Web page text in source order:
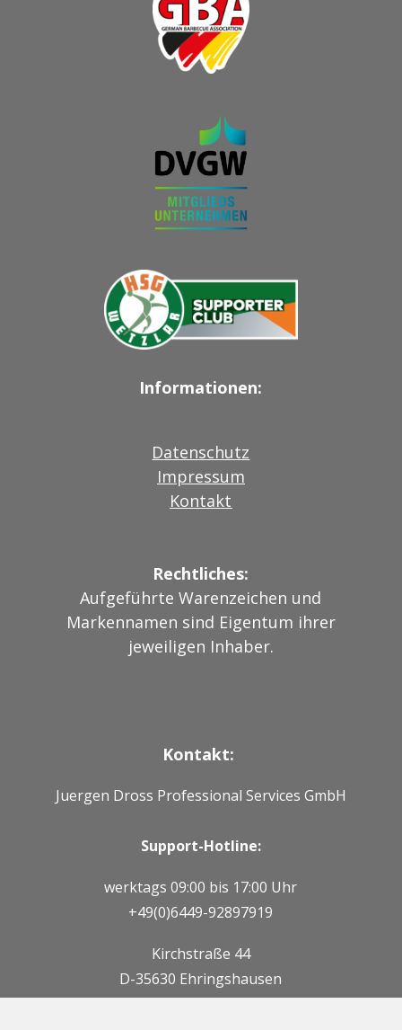
Informationen:
Datenschutz
Impressum
Kontakt
Rechtliches:
Aufgeführte Warenzeichen und
Markennamen sind Eigentum ihrer
jeweiligen Inhaber.
Kontakt:
Juergen Dross Professional Services GmbH
Support-Hotline:
werktags 09:00 bis 17:00 Uhr
+49(0)6449-92897919
Kirchstraße 44
D-35630 Ehringshausen